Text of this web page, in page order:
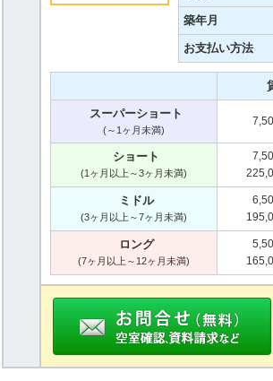
築年月
お支払い方法
スーパーショート
(～1ヶ月未満)
ショート
(1ヶ月以上～3ヶ月未満)
ミドル
(3ヶ月以上～7ヶ月未満)
ロング
(7ヶ月以上～12ヶ月未満)